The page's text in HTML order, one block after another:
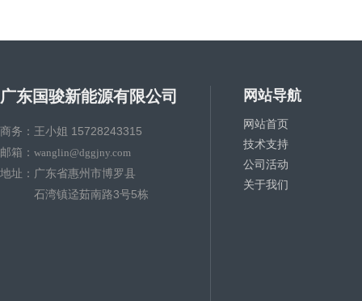
广东国骏新能源有限公司
商务：王小姐 15728243315
邮箱： wanglin@dggjny.com
地址：广东省惠州市博罗县
石湾镇迳茹南路3号5栋
网站导航
网站首页
技术支持
公司活动
关于我们